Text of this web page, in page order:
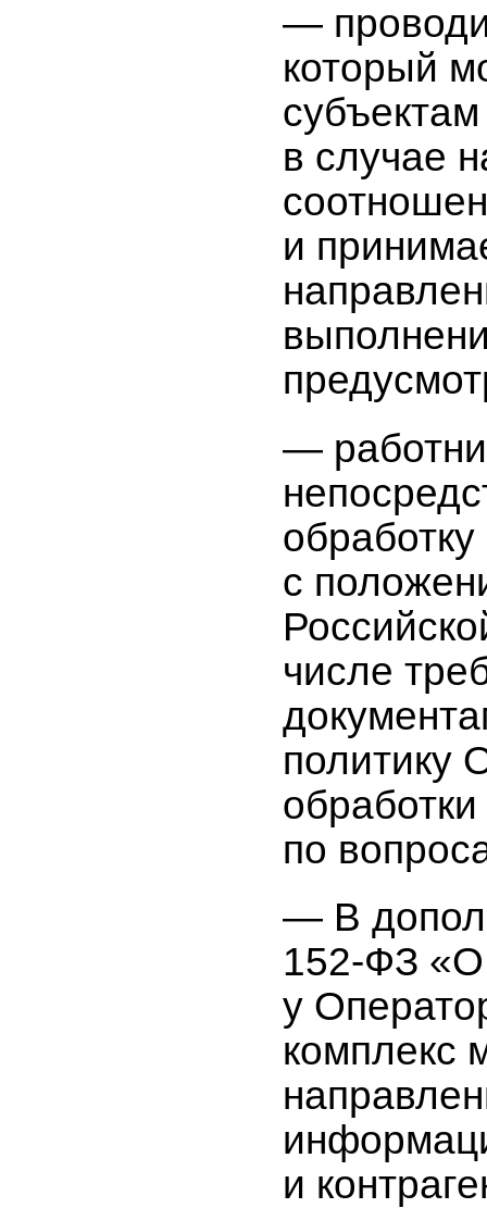
—
который
в случае
и
—
с
числе
политику
по
— В
152-ФЗ «О
у
комплекс
и